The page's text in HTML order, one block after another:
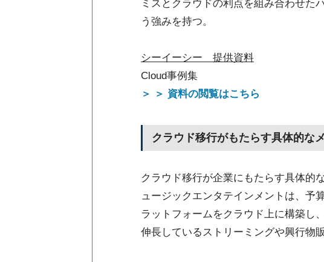
ミスとクラウドの利点を組み合わせた
う強みを持つ。
シーイーシー 提供資料
Cloud事例集
＞ ＞ 資料の閲覧はこちら
クラウド移行がもたらす具体的な
クラウド移行が企業にもたらす具体的
ュージックエンタテインメントは、予
ラットフォームをクラウド上に構築し
伸長しているストリーミングや興行物